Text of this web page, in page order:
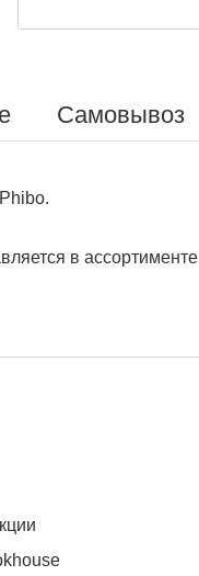
Самовывоз
в